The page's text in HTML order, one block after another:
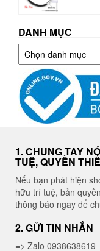
DANH MỤC
Danh
mục
1. CHUNG TAY
TUỆ, QUYỀN
Nếu bạn phát hiện
hữu trí tuệ, bản
thông báo ngay để
2. GỬI TIN NHẮN
=> Zalo 0938638619